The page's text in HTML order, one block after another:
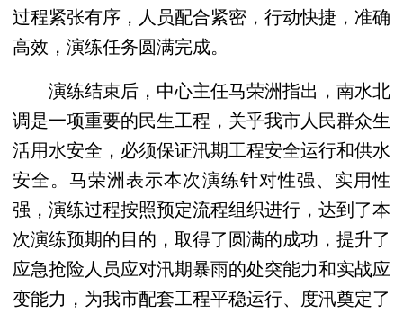
过程紧张有序，人员配合紧密，行动快捷，准确
高效，演练任务圆满完成。
演练结束后，中心主任马荣洲指出，南水北
调是一项重要的民生工程，关乎我市人民群众生
活用水安全，必须保证汛期工程安全运行和供水
安全。马荣洲表示本次演练针对性强、实用性
强，演练过程按照预定流程组织进行，达到了本
次演练预期的目的，取得了圆满的成功，提升了
应急抢险人员应对汛期暴雨的处突能力和实战应
变能力，为我市配套工程平稳运行、度汛奠定了